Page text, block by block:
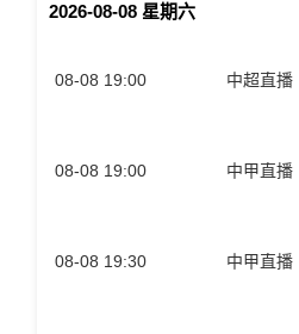
2026-08-08 星期六
08-08 19:00 中超直播
08-08 19:00 中甲直播
08-08 19:30 中甲直播